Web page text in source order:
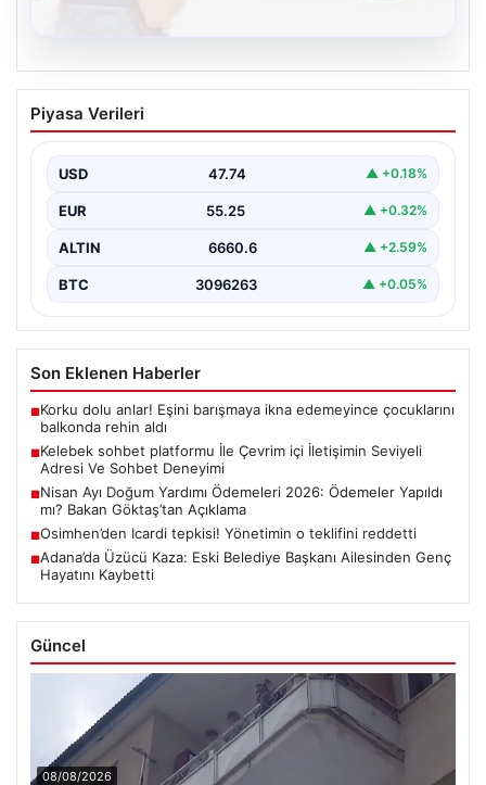
Kelebek sohbet platformu İle Çevrim içi
İletişimin Seviyeli Adresi Ve Sohbet
Sanal ortamında insanların seviyeli bir biçimde bağlantı
Halen…
Piyasa Verileri
USD 47.74 ▲ +0.18%
EUR 55.25 ▲ +0.32%
ALTIN 6660.6 ▲ +2.59%
BTC 3096263 ▲ +0.05%
Son Eklenen Haberler
■Korku dolu anlar! Eşini barışmaya ikna edemeyince çocuklarını
balkonda rehin aldı
■Kelebek sohbet platformu İle Çevrim içi İletişimin Seviyeli
Adresi Ve Sohbet Deneyimi
■Nisan Ayı Doğum Yardımı Ödemeleri 2026: Ödemeler Yapıldı
mı? Bakan Göktaş’tan Açıklama
■Osimhen’den Icardi tepkisi! Yönetimin o teklifini reddetti
■Adana’da Üzücü Kaza: Eski Belediye Başkanı Ailesinden Genç
Hayatını Kaybetti
Güncel
08/08/2026